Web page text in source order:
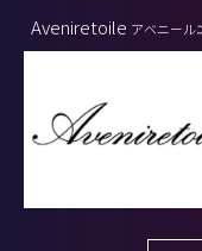
Aveniretoile アベニール